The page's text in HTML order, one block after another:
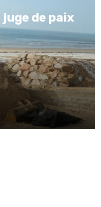
de paix